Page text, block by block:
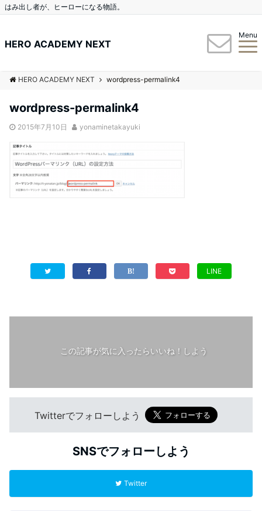
はみ出し者が、ヒーローになる物語。
HERO ACADEMY NEXT
Menu
HERO ACADEMY NEXT wordpress-permalink4
wordpress-permalink4
2015年7月10日 yonaminetakayuki
LINE
この記事が気に入ったらいいね！しよう
Twitterでフォローしよう
SNSでフォローしよう
Twitter